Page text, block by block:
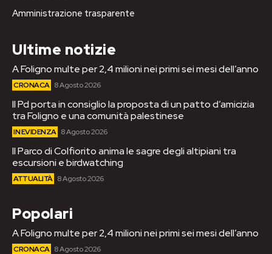
Amministrazione trasparente
Ultime notizie
A Foligno multe per 2,4 milioni nei primi sei mesi dell’anno
CRONACA 8 Agosto 2026
Il Pd porta in consiglio la proposta di un patto d’amicizia
tra Foligno e una comunità palestinese
IN EVIDENZA 8 Agosto 2026
Il Parco di Colfiorito anima le sagre degli altipiani tra
escursioni e birdwatching
ATTUALITÀ 8 Agosto 2026
Popolari
A Foligno multe per 2,4 milioni nei primi sei mesi dell’anno
CRONACA 8 Agosto 2026